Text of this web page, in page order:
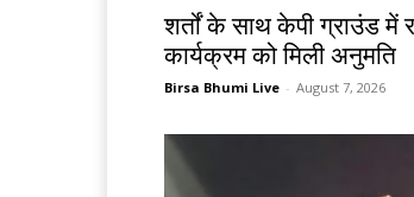
शर्तों के साथ केपी ग्राउंड में
कार्यक्रम को मिली अनुमति
Birsa Bhumi Live - August 7, 2026